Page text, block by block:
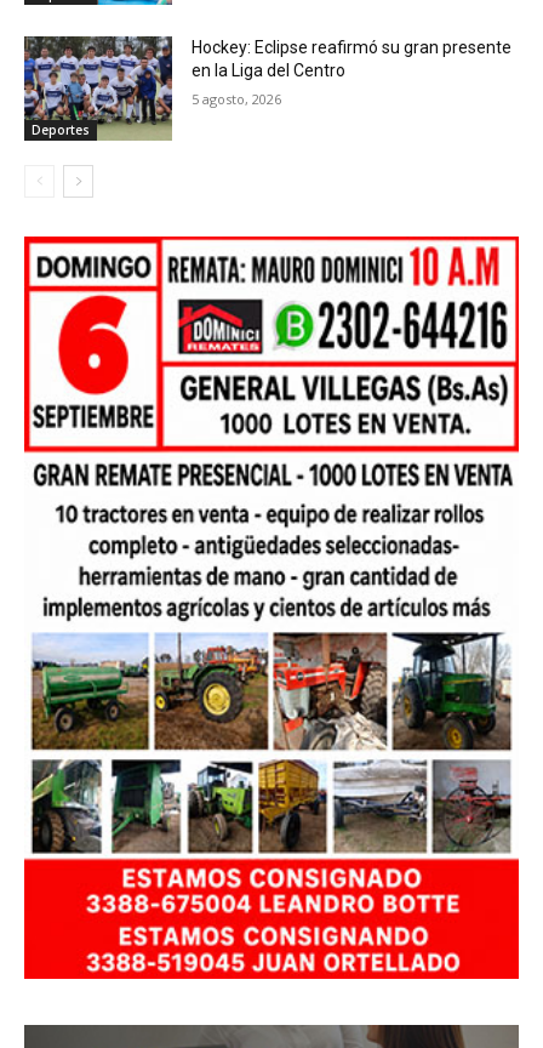
Deportes
Hockey: Eclipse reafirmó su gran presente
en la Liga del Centro
5 agosto, 2026